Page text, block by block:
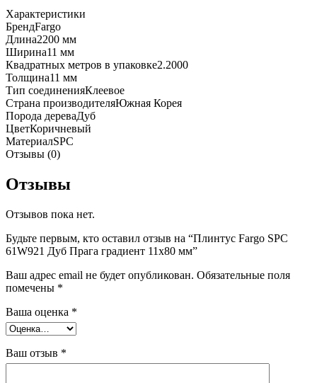
Характеристики
БрендFargo
Длина2200 мм
Ширина11 мм
Квадратных метров в упаковке2.2000
Толщина11 мм
Тип соединенияКлеевое
Страна производителяЮжная Корея
Порода дереваДуб
ЦветКоричневый
МатериалSPC
Отзывы (0)
Отзывы
Отзывов пока нет.
Будьте первым, кто оставил отзыв на “Плинтус Fargo SPC
61W921 Дуб Прага градиент 11х80 мм”
Ваш адрес email не будет опубликован. Обязательные поля
помечены *
Ваша оценка *
Ваш отзыв *